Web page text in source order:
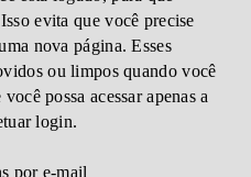
evita que você precise
nova página. Esses
ou limpos quando você
possa acessar apenas a
login.
por e-mail